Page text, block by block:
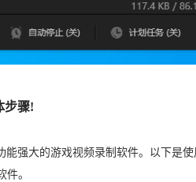
步骤!
能强大的游戏视频录制软件。以下是使
件。